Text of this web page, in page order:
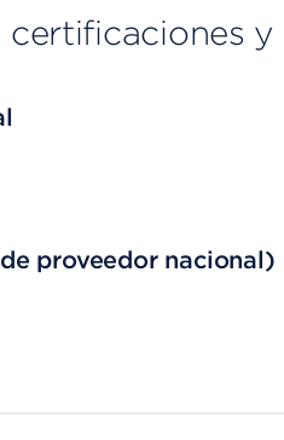
certificaciones
proveedor nacional)